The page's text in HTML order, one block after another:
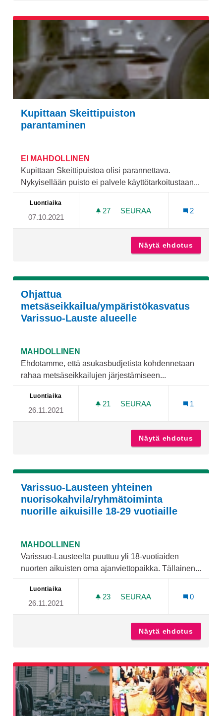
Kupittaan Skeittipuiston
parantaminen
EI MAHDOLLINEN
Kupittaan Skeittipuistoa olisi parannettava.
Nykyisellään puisto ei palvele käyttötarkoitustaan...
Luontiaika
07.10.2021
27 27 SEURAAJAA
SEURAA
2
Näytä ehdotus
Ohjattua
metsäseikkailua/ympäristökasvatus
Varissuo-Lauste alueelle
MAHDOLLINEN
Ehdotamme, että asukasbudjetista kohdennetaan
rahaa metsäseikkailujen järjestämiseen...
Luontiaika
26.11.2021
21 21 SEURAAJAA
SEURAA
1
Näytä ehdotus
Varissuo-Lausteen yhteinen
nuorisokahvila/ryhmätoiminta
nuorille aikuisille 18-29 vuotiaille
MAHDOLLINEN
Varissuo-Lausteelta puuttuu yli 18-vuotiaiden
nuorten aikuisten oma ajanviettopaikka. Tällainen...
Luontiaika
26.11.2021
23 23 SEURAAJAA
SEURAA
0
Näytä ehdotus